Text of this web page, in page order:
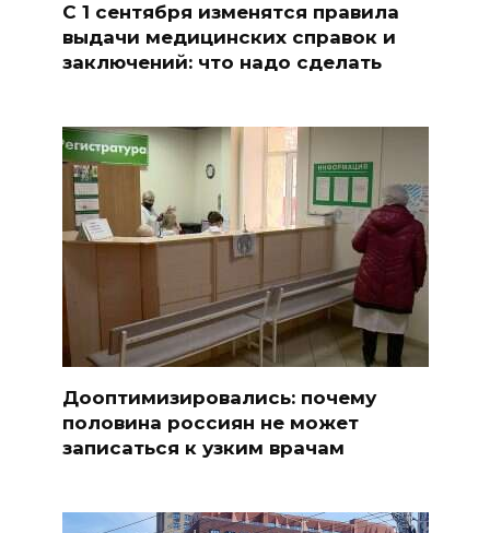
С 1 сентября изменятся правила
выдачи медицинских справок и
заключений: что надо сделать
Дооптимизировались: почему
половина россиян не может
записаться к узким врачам